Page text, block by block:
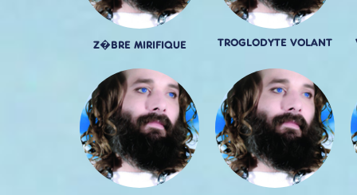
Z�BRE MIRIFIQUE TROGLODYTE VOLANT